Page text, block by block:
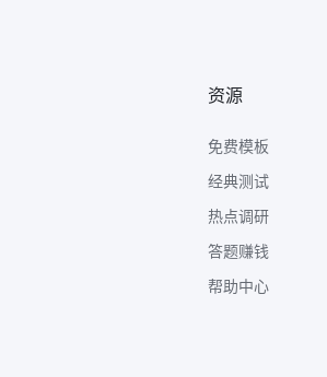
资源
免费模板
经典测试
热点调研
答题赚钱
帮助中心